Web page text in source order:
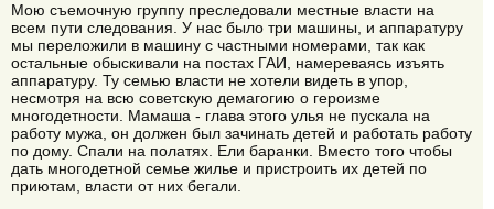
Мою съемочную группу преследовали местные власти на
всем пути следования. У нас было три машины, и аппаратуру
мы переложили в машину с частными номерами, так как
остальные обыскивали на постах ГАИ, намереваясь изъять
аппаратуру. Ту семью власти не хотели видеть в упор,
несмотря на всю советскую демагогию о героизме
многодетности. Мамаша - глава этого улья не пускала на
работу мужа, он должен был зачинать детей и работать работу
по дому. Спали на полатях. Ели баранки. Вместо того чтобы
дать многодетной семье жилье и пристроить их детей по
приютам, власти от них бегали.